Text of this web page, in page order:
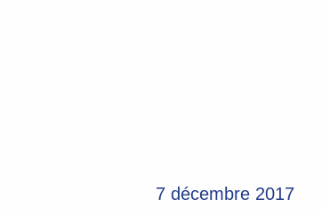
7 décembre 2017